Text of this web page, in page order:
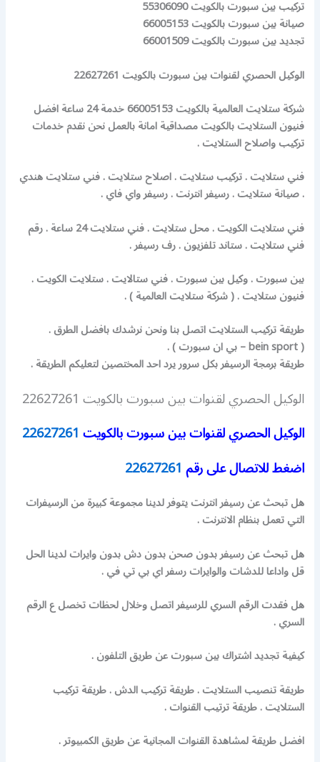
تركيب بين سبورت بالكويت 55306090
صيانة بين سبورت بالكويت 66005153
تجديد بين سبورت بالكويت 66001509
الوكيل الحصري لقنوات بين سبورت بالكويت 22627261
شركة ستلايت العالمية بالكويت 66005153 خدمة 24 ساعة افضل
فنيون الستلايت بالكويت مصداقية امانة بالعمل نحن نقدم خدمات
تركيب واصلاح الستلايت .
فني ستلايت . تركيب ستلايت . اصلاح ستلايت . فني ستلايت هندي
. صيانة ستلايت . رسيفر انترنت . رسيفر واي فاي .
فني ستلايت الكويت . محل ستلايت . فني ستلايت 24 ساعة . رقم
فني ستلايت . ستاند تلفزيون . رف رسيفر .
بين سبورت . وكيل بين سبورت . فني ستالايت . ستلايت الكويت .
فنيون ستلايت . ( شركة ستلايت العالمية ) .
طريقة تركيب الستلايت اتصل بنا ونحن نرشدك بافضل الطرق .
( bein sport – بي ان سبورت ) .
طريقة برمجة الرسيفر بكل سرور يرد احد المختصين لتعليكم الطريقة .
الوكيل الحصري لقنوات بين سبورت بالكويت 22627261
الوكيل الحصري لقنوات بين سبورت بالكويت22627261
اضغط للاتصال على رقم22627261
هل تبحث عن رسيفر انترنت يتوفر لدينا مجموعة كبيرة من الرسيفرات
التي تعمل بنظام الانترنت .
هل تبحث عن رسيفر بدون صحن بدون دش بدون وايرات لدينا الحل
قل واداعا للدشات والوايرات رسفر اي بي تي في .
هل فقدت الرقم السري للرسيفر اتصل وخلال لحظات تخصل ع الرقم
السري .
كيفية تجديد اشتراك بين سبورت عن طريق التلفون .
طريقة تنصيب الستلايت . طريقة تركيب الدش . طريقة تركيب
الستلايت . طريقة ترتيب القنوات .
افضل طريقة لمشاهدة القنوات المجانية عن طريق الكمبيوتر .